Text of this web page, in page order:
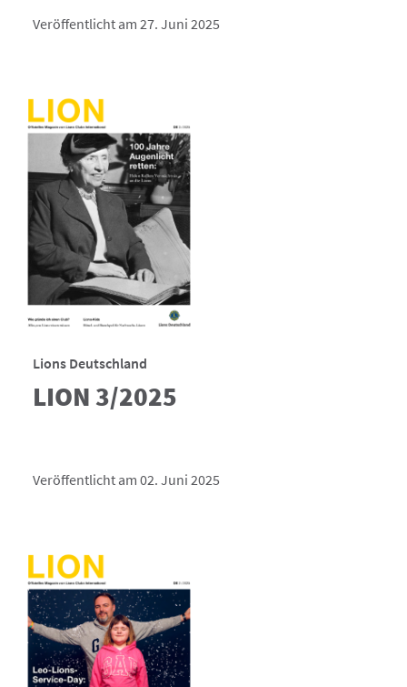
Veröffentlicht am 27. Juni 2025
Lions Deutschland
LION 3/2025
Veröffentlicht am 02. Juni 2025